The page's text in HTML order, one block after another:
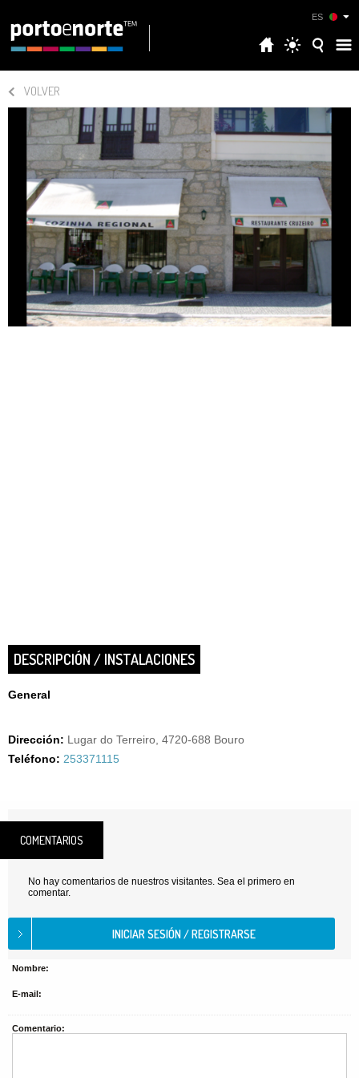
ES
VOLVER
DESCRIPCIÓN / INSTALACIONES
General
Dirección: Lugar do Terreiro, 4720-688 Bouro
Teléfono: 253371115
COMENTARIOS
No hay comentarios de nuestros visitantes. Sea el primero en
comentar.
Nombre:
E-mail:
Comentario: